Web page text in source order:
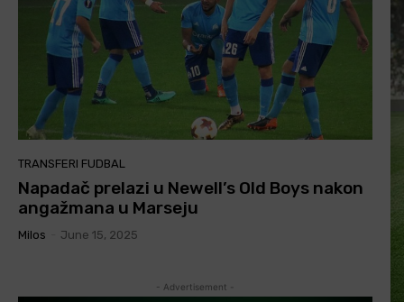
TRANSFERI FUDBAL
Napadač prelazi u Newell’s Old Boys nakon
angažmana u Marseju
Milos June 15, 2025
- Advertisement -